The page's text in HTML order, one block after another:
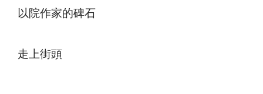
以院作家的碑石
走上街頭